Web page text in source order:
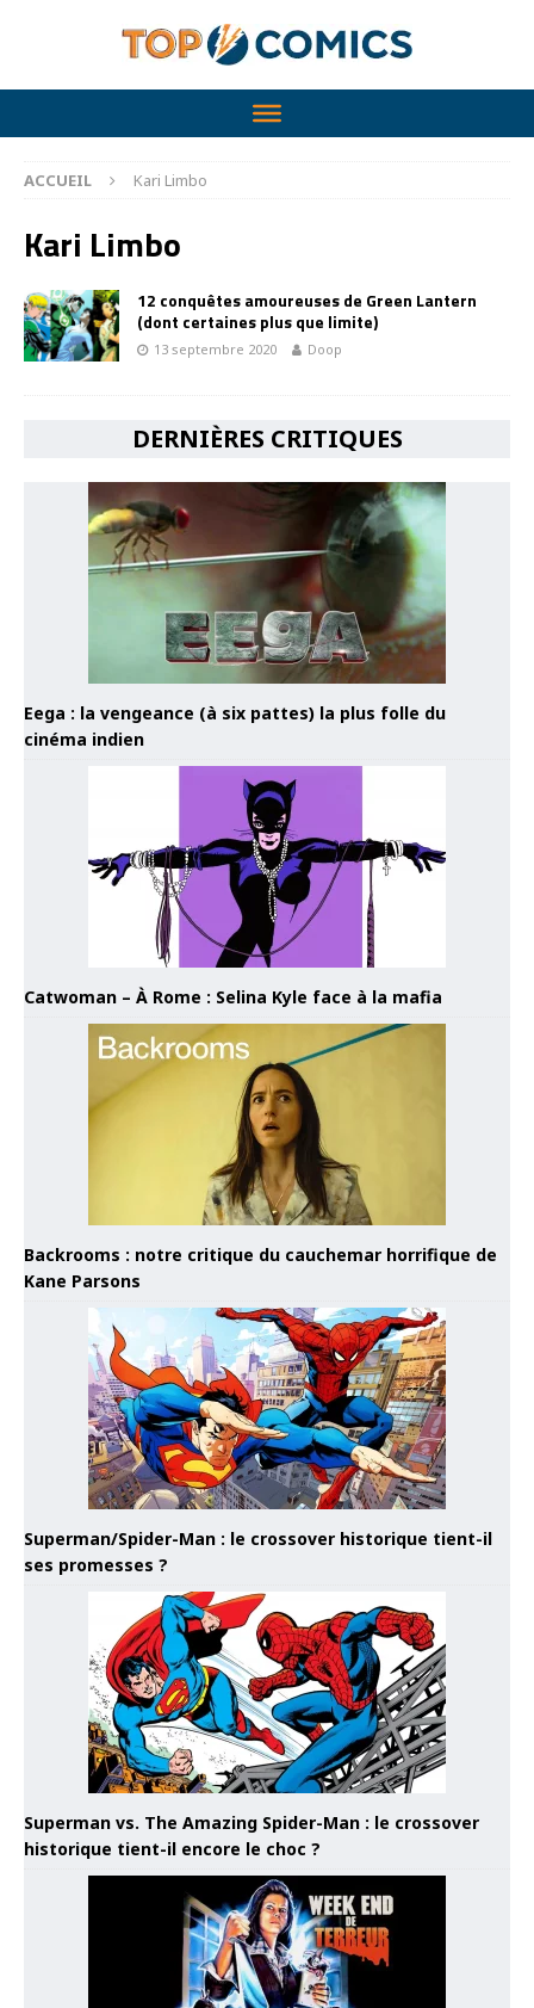
ACCUEIL Kari Limbo
Kari Limbo
12 conquêtes amoureuses de Green Lantern
(dont certaines plus que limite)
13 septembre 2020 Doop
DERNIÈRES CRITIQUES
Eega : la vengeance (à six pattes) la plus folle du
cinéma indien
Catwoman – À Rome : Selina Kyle face à la mafia
Backrooms : notre critique du cauchemar horrifique de
Kane Parsons
Superman/Spider-Man : le crossover historique tient-il
ses promesses ?
Superman vs. The Amazing Spider-Man : le crossover
historique tient-il encore le choc ?